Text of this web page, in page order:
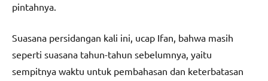
pintahnya.
Suasana persidangan kali ini, ucap Ifan, bahwa masih
seperti suasana tahun-tahun sebelumnya, yaitu
sempitnya waktu untuk pembahasan dan keterbatasan